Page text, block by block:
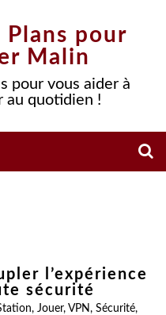
Plans pour
Malin
pour vous aider à
au quotidien !
l’expérience
sécurité
, Jouer, VPN, Sécurité,